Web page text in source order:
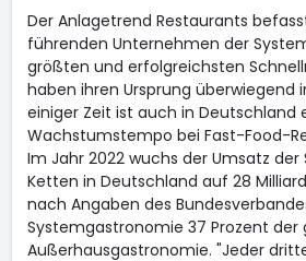
Der Anlagetrend Restaurants
führenden Unternehmen der
größten und erfolgreichsten
haben ihren Ursprung überwiegend
einiger Zeit ist auch in Deutschland
Wachstumstempo bei Fast-Food-
Im Jahr 2022 wuchs der Umsatz
Ketten in Deutschland auf 28
nach Angaben des
Systemgastronomie 37 Prozent der
Außerhausgastronomie. "Jeder